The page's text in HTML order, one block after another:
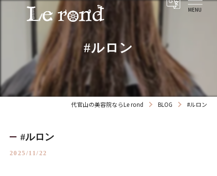
#ルロン
代官山の美容院ならLe rond BLOG #ルロン
#ルロン
2025/11/22